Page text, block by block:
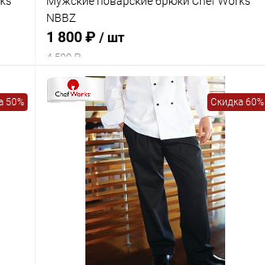
NBBZ
1 800 ₽/ шт
4 500 ₽
50% Скидка 60%